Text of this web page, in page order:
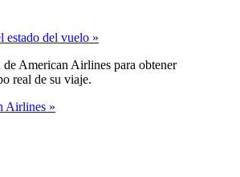
estado del vuelo
American Airlines para obtener
real de su viaje.
Airlines